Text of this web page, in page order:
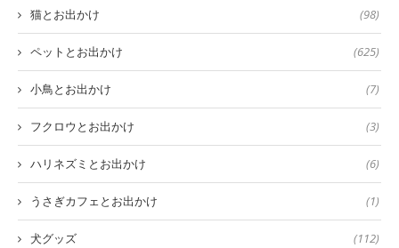
猫とお出かけ (98)
ペットとお出かけ (625)
小鳥とお出かけ (7)
フクロウとお出かけ (3)
ハリネズミとお出かけ (6)
うさぎカフェとお出かけ (1)
犬グッズ (112)